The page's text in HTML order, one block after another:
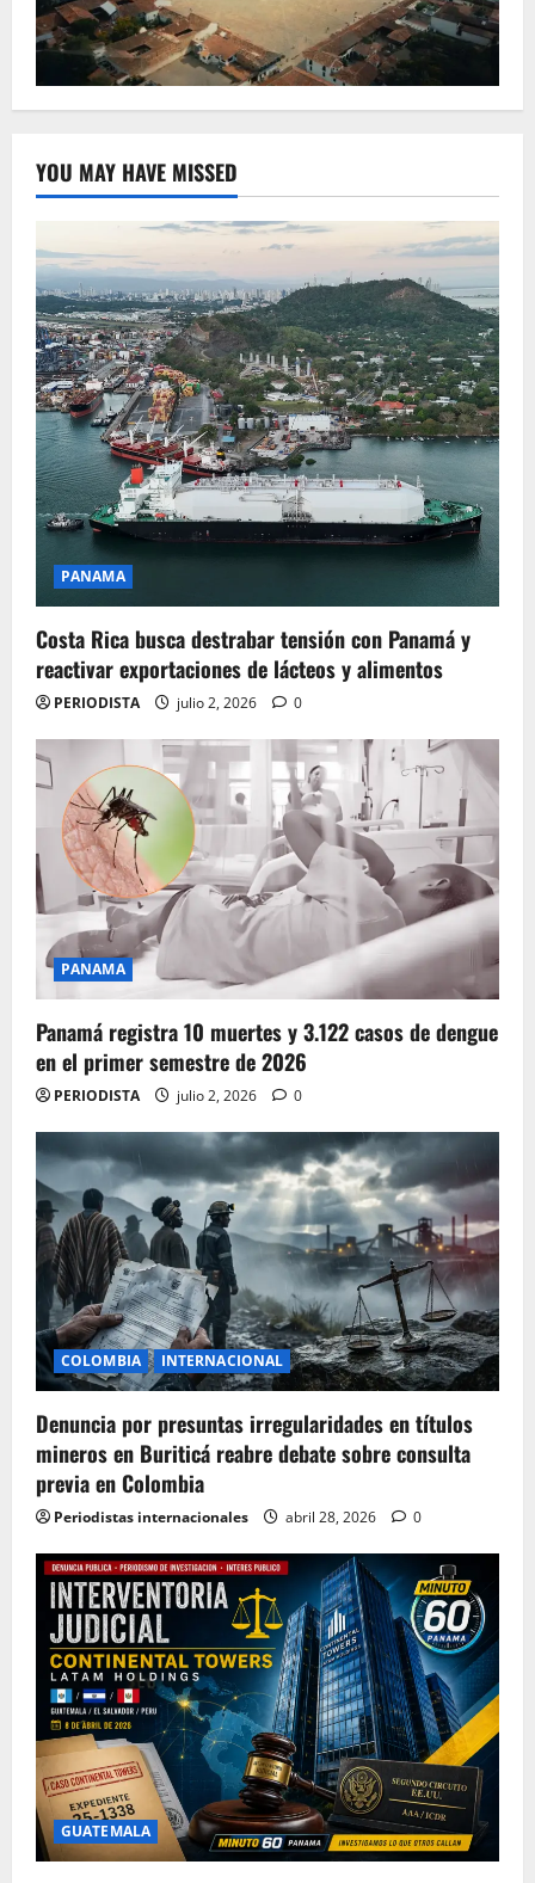
YOU MAY HAVE MISSED
PANAMA
Costa Rica busca destrabar tensión con Panamá y
reactivar exportaciones de lácteos y alimentos
PERIODISTA julio 2, 2026 0
PANAMA
Panamá registra 10 muertes y 3.122 casos de dengue
en el primer semestre de 2026
PERIODISTA julio 2, 2026 0
COLOMBIA INTERNACIONAL
Denuncia por presuntas irregularidades en títulos
mineros en Buriticá reabre debate sobre consulta
previa en Colombia
Periodistas internacionales abril 28, 2026 0
GUATEMALA